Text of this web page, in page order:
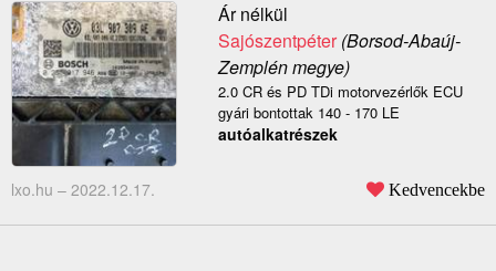
Ár nélkül
Sajószentpéter(Borsod-Abaúj-
Zemplén megye)
2.0 CR és PD TDi motorvezérlők ECU
gyári bontottak 140 - 170 LE
autóalkatrészek
lxo.hu – 2022.12.17. Kedvencekbe